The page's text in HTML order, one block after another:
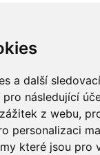
a další
následující
z webu,
personalizaci
které jsou pro